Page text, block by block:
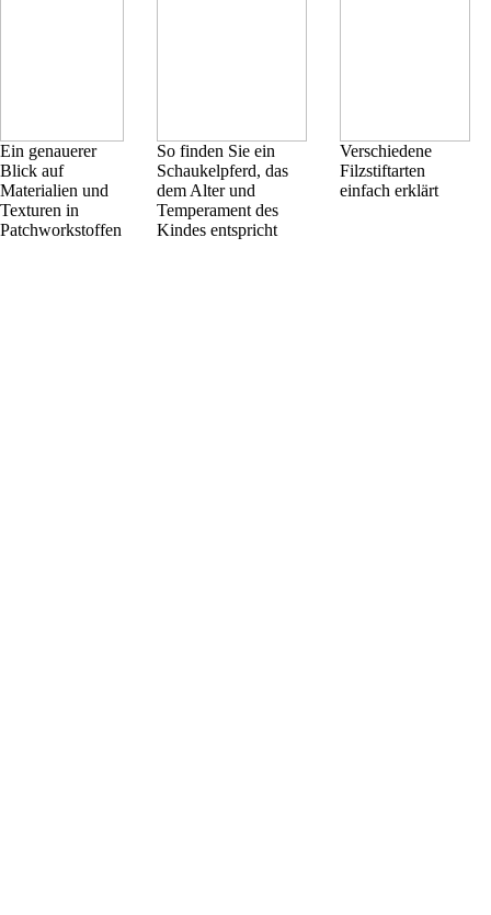
Ein genauerer
Blick auf
Materialien und
Texturen in
Patchworkstoffen
So finden Sie ein
Schaukelpferd, das
dem Alter und
Temperament des
Kindes entspricht
Verschiedene
Filzstiftarten
einfach erklärt